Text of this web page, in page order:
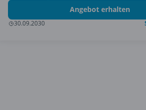
Angebot erhalten
30.09.2030